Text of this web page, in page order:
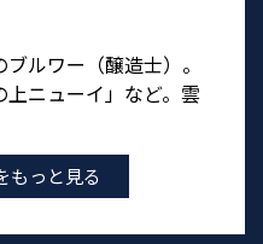
ルワー（醸造士）。
ニューイ」など。雲
もっと見る